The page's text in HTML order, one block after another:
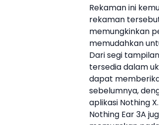
Rekaman ini
rekaman
memungkinkan
memudahkan
Dari segi
tersedia dalam
dapat
sebelumnya,
aplikasi Nothing X.
Nothing Ear 3A